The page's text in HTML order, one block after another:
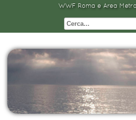
WWF Roma e Area